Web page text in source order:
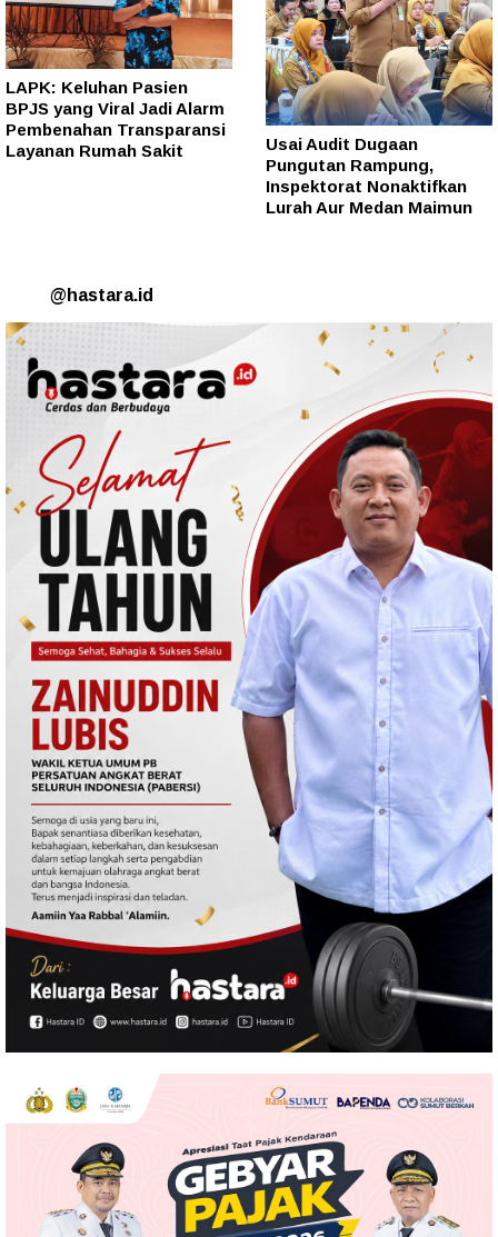
LAPK: Keluhan Pasien
BPJS yang Viral Jadi Alarm
Pembenahan Transparansi
Layanan Rumah Sakit
Usai Audit Dugaan
Pungutan Rampung,
Inspektorat Nonaktifkan
Lurah Aur Medan Maimun
@hastara.id